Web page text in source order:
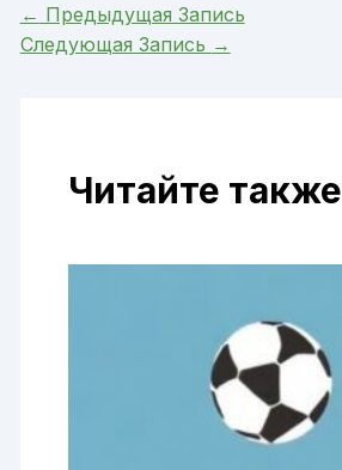
← Предыдущая Запись
Следующая Запись →
Читайте также